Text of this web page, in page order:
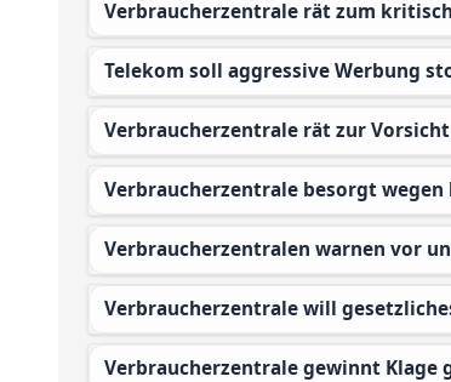
Verbraucherzentrale rät zum
Telekom soll aggressive Werbung
Verbraucherzentrale rät zur
Verbraucherzentrale besorgt
Verbraucherzentralen warnen vor
Verbraucherzentrale will
Verbraucherzentrale gewinnt Klage